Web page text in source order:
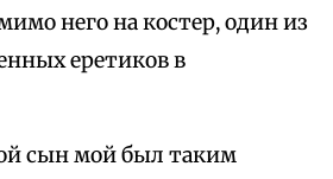
него на костер, один из
еретиков в
сын мой был таким